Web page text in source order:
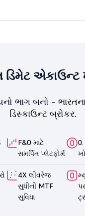
એકાઉન્ટ
ભાગ બનો -
ડિસ્કાઉન્ટ બ્રોકર.
F&O માટે
સમર્પિત પ્લેટફોર્મ
4X લીવરેજ
સુધીની MTF
સુવિધા